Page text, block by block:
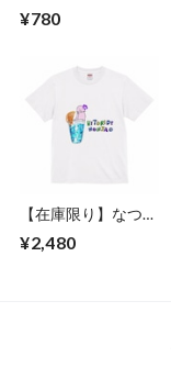
¥780
【在庫限り】なつて
ん
¥2,480